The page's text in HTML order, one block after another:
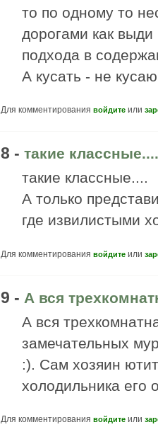
то по одному то
дорогами как
подхода в
А кусать - не
Для комментирования войдите или
8 - такие
такие классные....
А только
где извилистыми
Для комментирования войдите или
9 - А вся
А вся
замечательных
:). Сам хозяин
холодильника его
Для комментирования войдите или